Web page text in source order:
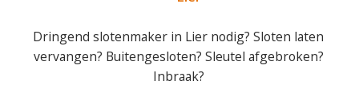
Dringend slotenmaker in Lier nodig? Sloten laten
vervangen? Buitengesloten? Sleutel afgebroken?
Inbraak?